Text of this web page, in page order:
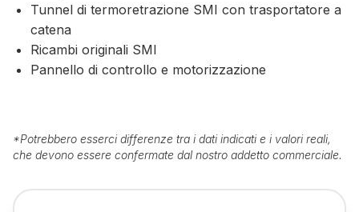
Tunnel di termoretrazione SMI con trasportatore a
catena
Ricambi originali SMI
Pannello di controllo e motorizzazione
*Potrebbero esserci differenze tra i dati indicati e i valori reali,
che devono essere confermate dal nostro addetto commerciale.